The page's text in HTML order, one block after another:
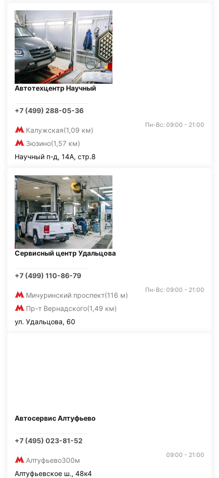
Автотехцентр Научный
+7 (499) 288-05-36
Калужская(1,09 км)
Зюзино(1,57 км)
Пн-Вс: 09:00 - 21:00
Научный п-д, 14А, стр.8
Сервисный центр Удальцова
+7 (499) 110-86-79
Мичуринский проспект(116 м)
Пр-т Вернадского(1,49 км)
Пн-Вс: 09:00 - 21:00
ул. Удальцова, 60
Автосервис Алтуфьево
+7 (495) 023-81-52
Алтуфьево300м
09:00 - 21:00
Алтуфьевское ш., 48к4